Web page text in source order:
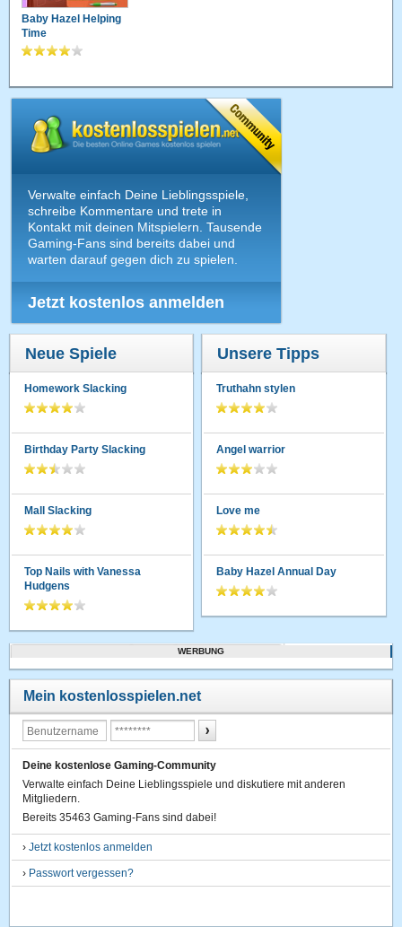
Baby Hazel Helping
Time
Verwalte einfach Deine Lieblingsspiele,
schreibe Kommentare und trete in
Kontakt mit deinen Mitspielern. Tausende
Gaming-Fans sind bereits dabei und
warten darauf gegen dich zu spielen.
Jetzt kostenlos anmelden
Neue Spiele
Homework Slacking
Birthday Party Slacking
Mall Slacking
Top Nails with Vanessa
Hudgens
Unsere Tipps
Truthahn stylen
Angel warrior
Love me
Baby Hazel Annual Day
WERBUNG
Mein kostenlosspielen.net
Deine kostenlose Gaming-Community
Verwalte einfach Deine Lieblingsspiele und diskutiere mit anderen
Mitgliedern.
Bereits 35463 Gaming-Fans sind dabei!
›Jetzt kostenlos anmelden
› Passwort vergessen?